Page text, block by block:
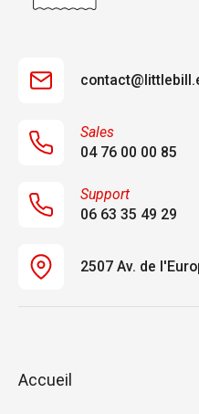
Sales
04 76 00 00 85
Support
06 63 35 49 29
2507 Av. de
Accueil